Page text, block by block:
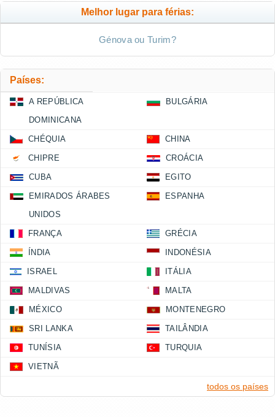
Melhor lugar para férias:
Génova ou Turim?
Países:
A REPÚBLICA
DOMINICANA
BULGÁRIA
CHÉQUIA CHINA
CHIPRE CROÁCIA
CUBA EGITO
EMIRADOS ÁRABES
UNIDOS
ESPANHA
FRANÇA GRÉCIA
ÍNDIA INDONÉSIA
ISRAEL ITÁLIA
MALDIVAS MALTA
MÉXICO MONTENEGRO
SRI LANKA TAILÂNDIA
TUNÍSIA TURQUIA
VIETNÃ
todos os países